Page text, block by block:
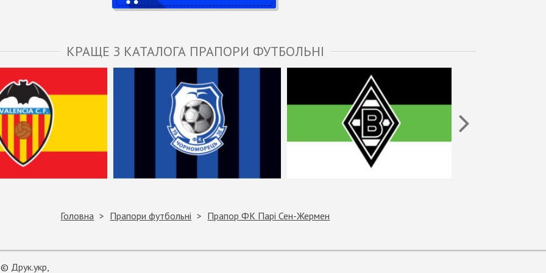
КРАЩЕ З КАТАЛОГА ПРАПОРИ ФУТБОЛЬНІ
Головна Прапори футбольні Прапор ФК Парі Сен-Жермен
© Друк.укр